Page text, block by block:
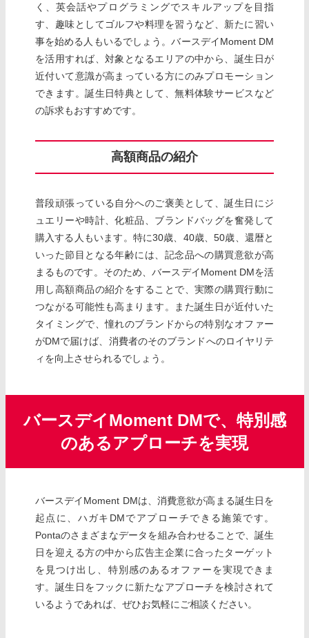
く、英会話やプログラミングでスキルアップを目指
す、趣味としてゴルフや料理を習うなど、新たに習い
事を始める人もいるでしょう。バースデイMoment DM
を活用すれば、対象となるエリアの中から、誕生日が
近付いて意識が高まっている方にのみプロモーション
できます。誕生日特典として、無料体験サービスなど
の訴求もおすすめです。
高額商品の紹介
普段頑張っている自分へのご褒美として、誕生日にジ
ュエリーや時計、化粧品、ブランドバッグを奮発して
購入する人もいます。特に30歳、40歳、50歳、還暦と
いった節目となる年齢には、記念品への購買意欲が高
まるものです。そのため、バースデイMoment DMを活
用し高額商品の紹介をすることで、実際の購買行動に
つながる可能性も高まります。また誕生日が近付いた
タイミングで、憧れのブランドからの特別なオファー
がDMで届けば、消費者のそのブランドへのロイヤリテ
ィを向上させられるでしょう。
バースデイMoment DMで、特別感
のあるアプローチを実現
バースデイMoment DMは、消費意欲が高まる誕生日を
起点に、ハガキDMでアプローチできる施策です。
Pontaのさまざまなデータを組み合わせることで、誕生
日を迎える方の中から広告主企業に合ったターゲット
を見つけ出し、特別感のあるオファーを実現できま
す。誕生日をフックに新たなアプローチを検討されて
いるようであれば、ぜひお気軽にご相談ください。